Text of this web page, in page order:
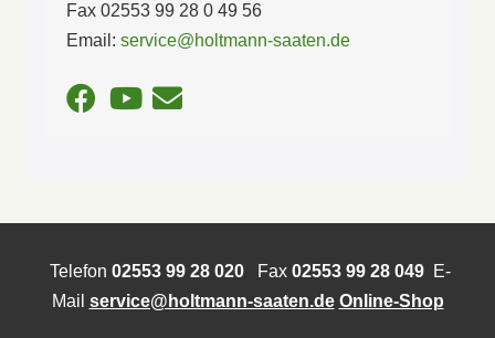
Fax 02553 99 28 0 49 56
Email: service@holtmann-saaten.de
Telefon 02553 99 28 020Fax 02553 99 28 049E-
Mail service@holtmann-saaten.de Online-Shop